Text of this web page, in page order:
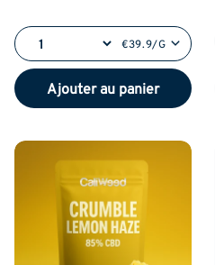
€39.9/G
Ajouter au panier